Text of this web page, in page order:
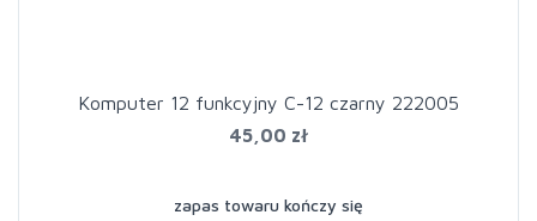
Komputer 12 funkcyjny C-12 czarny 222005
45,00 zł
zapas towaru kończy się